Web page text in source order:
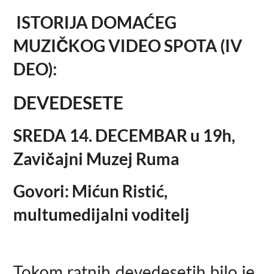
ISTORIJA DOMAĆEG
MUZIČKOG VIDEO SPOTA (IV
DEO):
DEVEDESETE
SREDA 14. DECEMBAR u 19h,
Zavičajni Muzej Ruma
Govori: Mićun Ristić,
multumedijalni voditelj